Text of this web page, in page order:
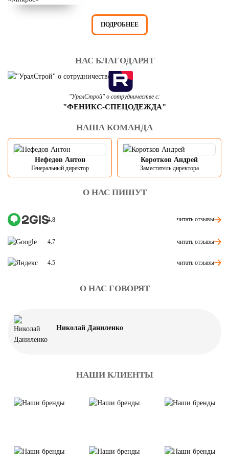
ПОДРОБНЕЕ
НАС БЛАГОДАРЯТ
"УралСтрой" о сотрудничестве с:
"ФЕНИКС-СПЕЦОДЕЖДА"
НАША КОМАНДА
Нефедов Антон
Генеральный директор
Коротков Андрей
Заместитель директора
О НАС ПИШУТ
4.8 читать отзывы
4.7 читать отзывы
4.5 читать отзывы
О НАС ГОВОРЯТ
Николай Даниленко
НАШИ КЛИЕНТЫ